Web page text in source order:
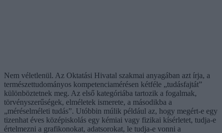
Nem véletlenül. Az Oktatási Hivatal szakmai anyagában azt írja, a
természettudományos kompetenciamérésen kétféle „tudásfajtát”
különböztetnek meg. Az első kategóriába tartozik a fogalmak,
törvényszerűségek, elméletek ismerete, a másodikba a
„méréselméleti tudás”. Utóbbin múlik például az, hogy megért-e egy
tizenhat éves középiskolás egy kémiai vagy fizikai kísérletet, tudja-e
értelmezni a grafikonokat, adatsorokat, le tudja-e vonni a